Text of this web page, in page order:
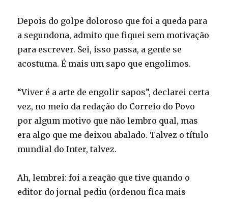
Depois do golpe doloroso que foi a queda para
a segundona, admito que fiquei sem motivação
para escrever. Sei, isso passa, a gente se
acostuma. É mais um sapo que engolimos.
“Viver é a arte de engolir sapos”, declarei certa
vez, no meio da redação do Correio do Povo
por algum motivo que não lembro qual, mas
era algo que me deixou abalado. Talvez o título
mundial do Inter, talvez.
Ah, lembrei: foi a reação que tive quando o
editor do jornal pediu (ordenou fica mais